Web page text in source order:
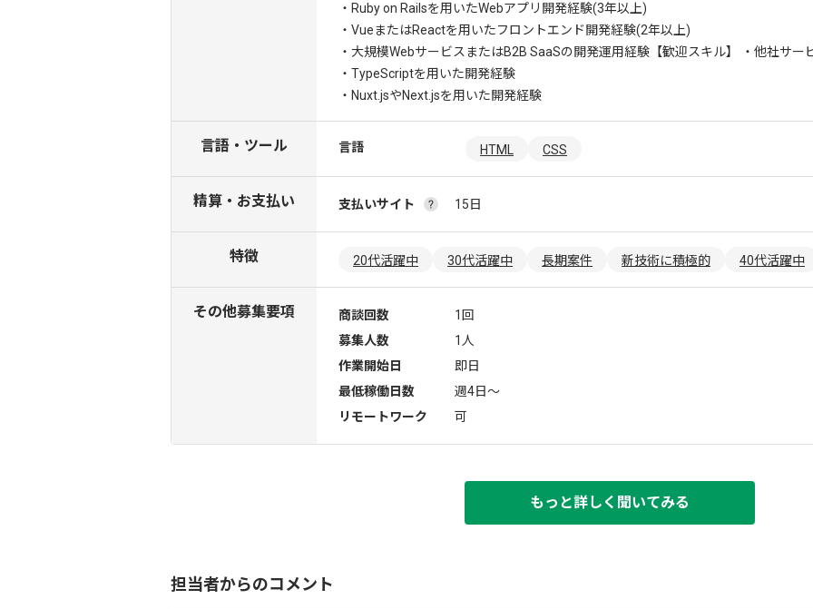
・Ruby on Railsを用いたWebアプリ開発経験(3年以上)
・VueまたはReactを用いたフロントエンド開発経験(2年以上)
・大規模WebサービスまたはB2B SaaSの開発運用経験 【歓迎スキル】 ・他社サ
・TypeScriptを用いた開発経験
・Nuxt.jsやNext.jsを用いた開発経験
言語・ツール 言語 HTML CSS
精算・お支払い 支払いサイト 15日
特徴 20代活躍中 30代活躍中 長期案件 新技術に積極的 40代活躍中
その他募集要項 商談回数
1回
募集人数
1人
作業開始日
即日
最低稼働日数
週4日〜
リモートワーク
可
もっと詳しく聞いてみる
担当者からのコメント